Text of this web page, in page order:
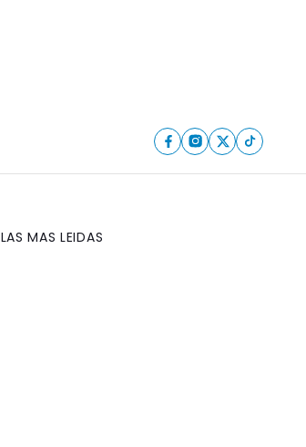
LAS MAS LEIDAS